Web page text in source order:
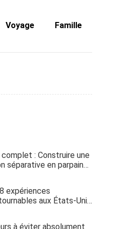
Voyage Famille
complet : Construire une
séparative en parpaings
expériences
aux États-Unis
à éviter absolument